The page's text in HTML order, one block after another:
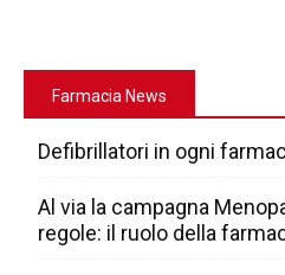
Farmacia News
Defibrillatori in ogni
Al via la campagna
regole: il ruolo della